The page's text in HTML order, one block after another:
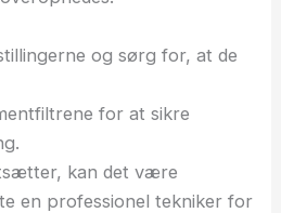
og sørg for, at de
for at sikre
kan det være
en professionel tekniker for